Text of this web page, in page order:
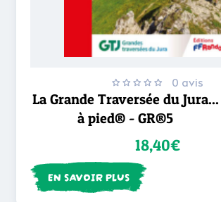
0 avis
La Grande Traversée du Jura...
à pied® - GR®5
18,40€
EN SAVOIR PLUS